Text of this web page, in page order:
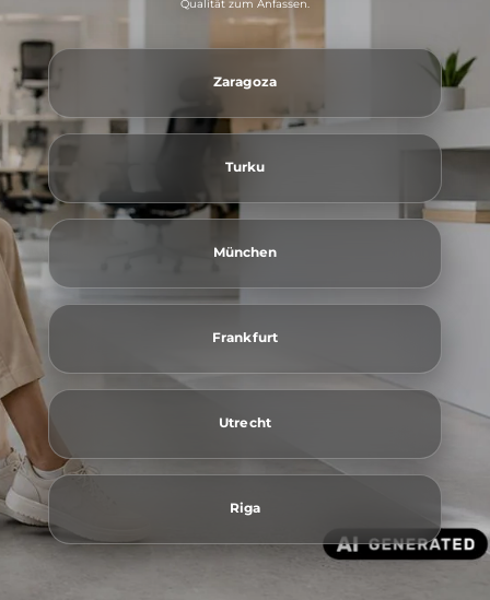
Qualität zum Anfassen.
Zaragoza
Turku
München
Frankfurt
Utrecht
Riga